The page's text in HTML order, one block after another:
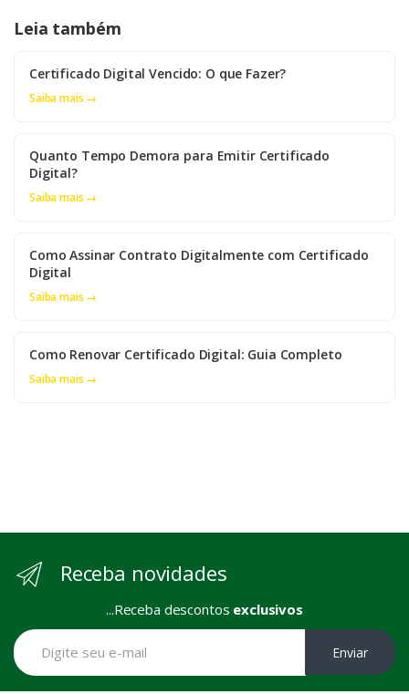
Leia também
Certificado Digital Vencido: O que Fazer?
Saiba mais →
Quanto Tempo Demora para Emitir Certificado
Digital?
Saiba mais →
Como Assinar Contrato Digitalmente com Certificado
Digital
Saiba mais →
Como Renovar Certificado Digital: Guia Completo
Saiba mais →
Receba novidades
...Receba descontos exclusivos
Enviar